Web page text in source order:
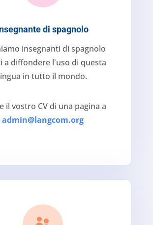
di spagnolo
insegnanti di spagnolo
a diffondere l'uso di questa
in tutto il mondo.
il vostro CV di una pagina a
admin@langcom.org